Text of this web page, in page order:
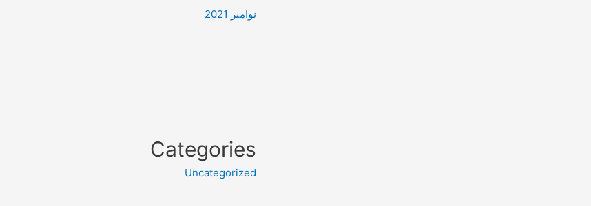
نوامبر 2021
Categories
Uncategorized